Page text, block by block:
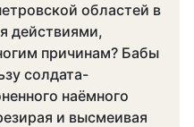
областей в
действиями,
причинам? Бабы
солдата-
наёмного
и высмеивая